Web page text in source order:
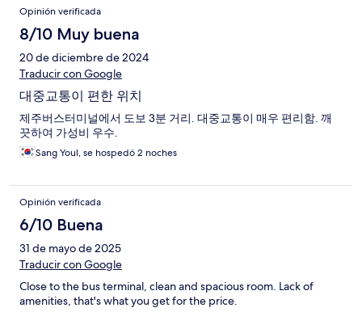
Opinión verificada
8/10 Muy buena
20 de diciembre de 2024
Traducir con Google
대중교통이 편한 위치
제주버스터미널에서 도보 3분 거리. 대중교통이 매우 편리함. 깨
끗하여 가성비 우수.
Sang Youl, se hospedó 2 noches
Opinión verificada
6/10 Buena
31 de mayo de 2025
Traducir con Google
Close to the bus terminal, clean and spacious room. Lack of
amenities, that's what you get for the price.